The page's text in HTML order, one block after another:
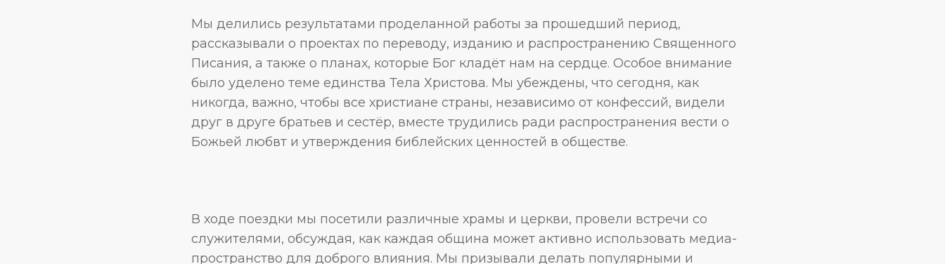
Мы делились результатами проделанной работы за прошедший период,
рассказывали о проектах по переводу, изданию и распространению Священного
Писания, а также о планах, которые Бог кладёт нам на сердце. Особое внимание
было уделено теме единства Тела Христова. Мы убеждены, что сегодня, как
никогда, важно, чтобы все христиане страны, независимо от конфессий, видели
друг в друге братьев и сестёр, вместе трудились ради распространения вести о
Божьей любвт и утверждения библейских ценностей в обществе.
В ходе поездки мы посетили различные храмы и церкви, провели встречи со
служителями, обсуждая, как каждая община может активно использовать медиа-
пространство для доброго влияния. Мы призывали делать популярными и